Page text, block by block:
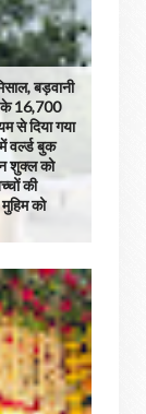
बड़वानी
के 16,700
से दिया गया
वर्ल्ड बुक
शुक्ल को
की
को